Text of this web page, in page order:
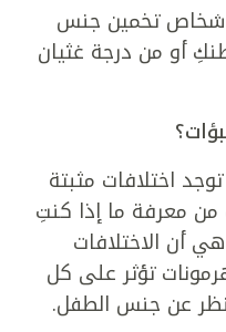
تخمين جنس
أو من درجة غثيان
اختلافات مثبتة
معرفة ما إذا كنتِ
أن الاختلافات
تؤثر على كل
عن جنس الطفل.